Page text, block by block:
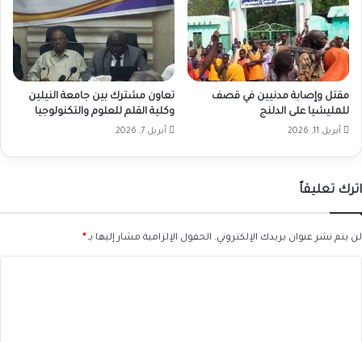
مقتل وإصابة مدنيين في قصف
للمليشيا على الدلنج
أبريل 11, 2026
تعاون مشترك بين جامعة النيلين
وكلية القلم للعلوم والتكنولوجيا
أبريل 7, 2026
اترك تعليقاً
لن يتم نشر عنوان بريدك الإلكتروني. الحقول الإلزامية مشار إليها بـ *